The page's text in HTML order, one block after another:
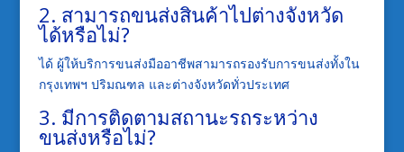
2. สามารถขนส่งสินค้าไปต่างจังหวัด
ได้หรือไม่?
ได้ ผู้ให้บริการขนส่งมืออาชีพสามารถรองรับการขนส่งทั้งใน
กรุงเทพฯ ปริมณฑล และต่างจังหวัดทั่วประเทศ
3. มีการติดตามสถานะรถระหว่าง
ขนส่งหรือไม่?